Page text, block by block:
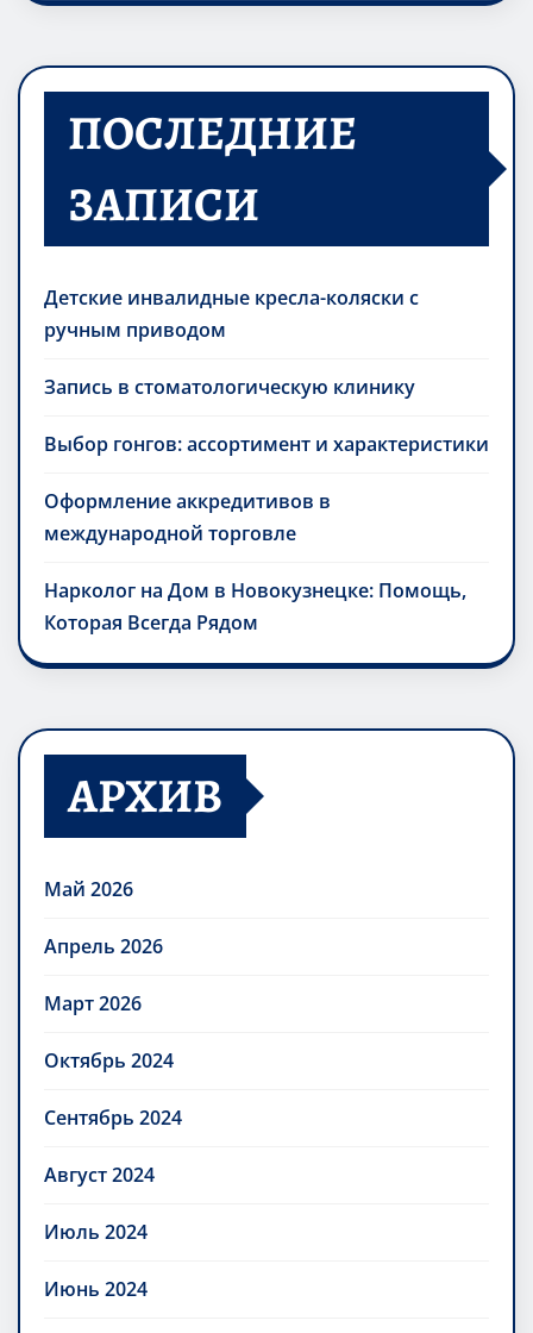
ПОСЛЕДНИЕ
ЗАПИСИ
Детские инвалидные кресла-коляски с
ручным приводом
Запись в стоматологическую клинику
Выбор гонгов: ассортимент и характеристики
Оформление аккредитивов в
международной торговле
Нарколог на Дом в Новокузнецке: Помощь,
Которая Всегда Рядом
АРХИВ
Май 2026
Апрель 2026
Март 2026
Октябрь 2024
Сентябрь 2024
Август 2024
Июль 2024
Июнь 2024